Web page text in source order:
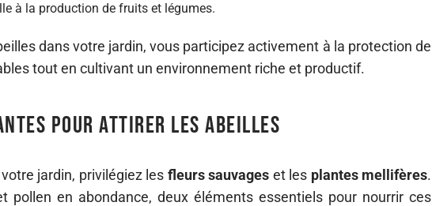
à la production de fruits et légumes.
dans votre jardin, vous participez activement à la protection de
tout en cultivant un environnement riche et productif.
pour attirer les abeilles
jardin, privilégiez les fleurs sauvages et les plantes mellifères.
pollen en abondance, deux éléments essentiels pour nourrir ces